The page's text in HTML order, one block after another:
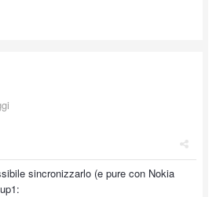
sincronizzarlo (e pure con Nokia